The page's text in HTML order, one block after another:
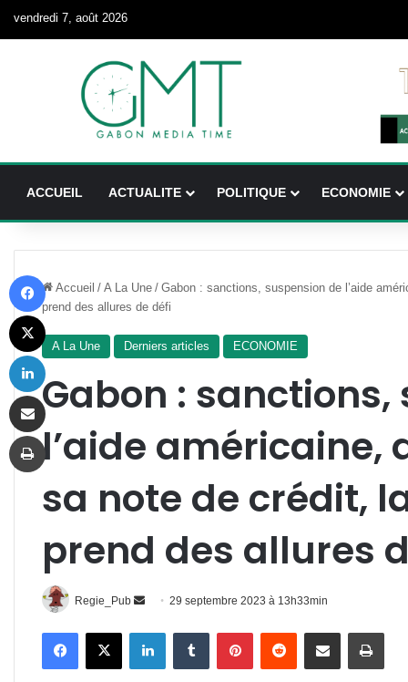
vendredi 7, août 2026
ACCUEIL ACTUALITE POLITIQUE ECONOMIE
Accueil / A La Une / Gabon : sanctions, suspension de l’aide
prend des allures de défi
A La Une Derniers articles ECONOMIE
Gabon :
l’aide américaine,
sa note de crédit,
prend des allures
Regie_Pub
Envoyer
courriel
29 septembre 2023 à 13h33min
FacebookX LinkedinTumblr PinterestReddit Partager par email
X
Linkedin
Partager par email
Imprimer